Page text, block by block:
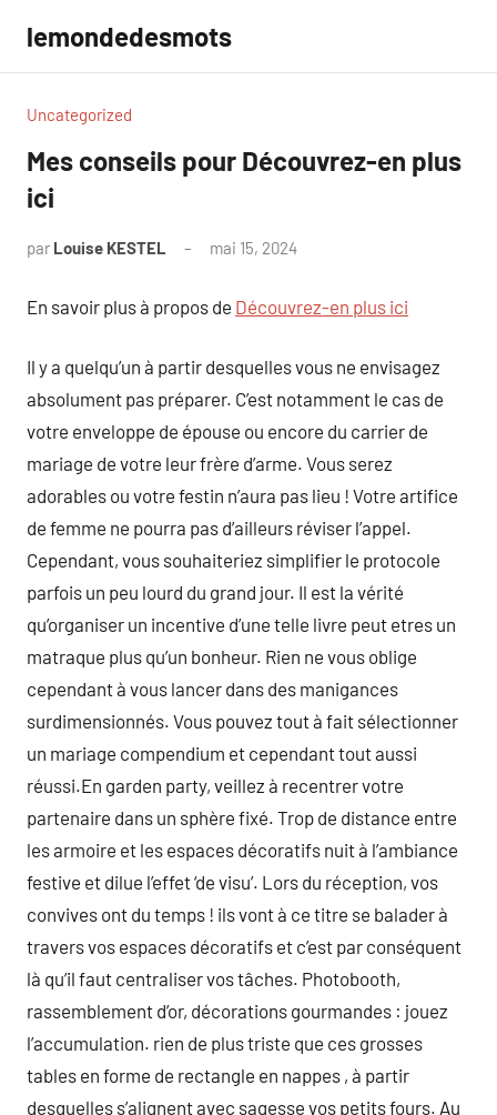
contenu
lemondedesmots
Uncategorized
Mes conseils pour Découvrez-en plus
ici
par Louise KESTEL mai 15, 2024
En savoir plus à propos de Découvrez-en plus ici
Il y a quelqu’un à partir desquelles vous ne envisagez
absolument pas préparer. C’est notamment le cas de
votre enveloppe de épouse ou encore du carrier de
mariage de votre leur frère d’arme. Vous serez
adorables ou votre festin n’aura pas lieu ! Votre artifice
de femme ne pourra pas d’ailleurs réviser l’appel.
Cependant, vous souhaiteriez simplifier le protocole
parfois un peu lourd du grand jour. Il est la vérité
qu’organiser un incentive d’une telle livre peut etres un
matraque plus qu’un bonheur. Rien ne vous oblige
cependant à vous lancer dans des manigances
surdimensionnés. Vous pouvez tout à fait sélectionner
un mariage compendium et cependant tout aussi
réussi.En garden party, veillez à recentrer votre
partenaire dans un sphère fixé. Trop de distance entre
les armoire et les espaces décoratifs nuit à l’ambiance
festive et dilue l’effet ‘de visu’. Lors du réception, vos
convives ont du temps ! ils vont à ce titre se balader à
travers vos espaces décoratifs et c’est par conséquent
là qu’il faut centraliser vos tâches. Photobooth,
rassemblement d’or, décorations gourmandes : jouez
l’accumulation. rien de plus triste que ces grosses
tables en forme de rectangle en nappes , à partir
desquelles s’alignent avec sagesse vos petits fours. Au